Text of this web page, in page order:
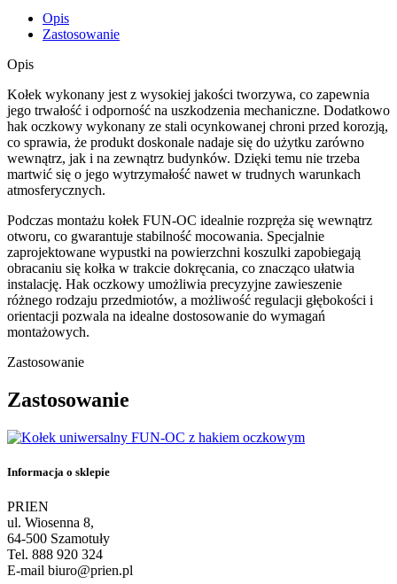
Opis
Zastosowanie
Opis
Kołek wykonany jest z wysokiej jakości tworzywa, co zapewnia
jego trwałość i odporność na uszkodzenia mechaniczne. Dodatkowo
hak oczkowy wykonany ze stali ocynkowanej chroni przed korozją,
co sprawia, że produkt doskonale nadaje się do użytku zarówno
wewnątrz, jak i na zewnątrz budynków. Dzięki temu nie trzeba
martwić się o jego wytrzymałość nawet w trudnych warunkach
atmosferycznych.
Podczas montażu kołek FUN-OC idealnie rozpręża się wewnątrz
otworu, co gwarantuje stabilność mocowania. Specjalnie
zaprojektowane wypustki na powierzchni koszulki zapobiegają
obracaniu się kołka w trakcie dokręcania, co znacząco ułatwia
instalację. Hak oczkowy umożliwia precyzyjne zawieszenie
różnego rodzaju przedmiotów, a możliwość regulacji głębokości i
orientacji pozwala na idealne dostosowanie do wymagań
montażowych.
Zastosowanie
Zastosowanie
Informacja o sklepie
PRIEN
ul. Wiosenna 8,
64-500 Szamotuły
Tel. 888 920 324
E-mail biuro@prien.pl